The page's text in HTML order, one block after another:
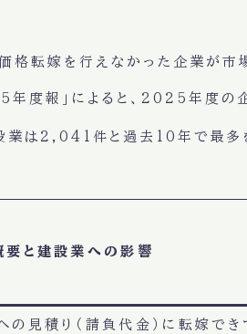
格転嫁を行えなかった企業が市
年度報」によると、2025年度
業は2,041件と過去10年で最多
要と建設業への影響
見積り（請負代金）に転嫁でき